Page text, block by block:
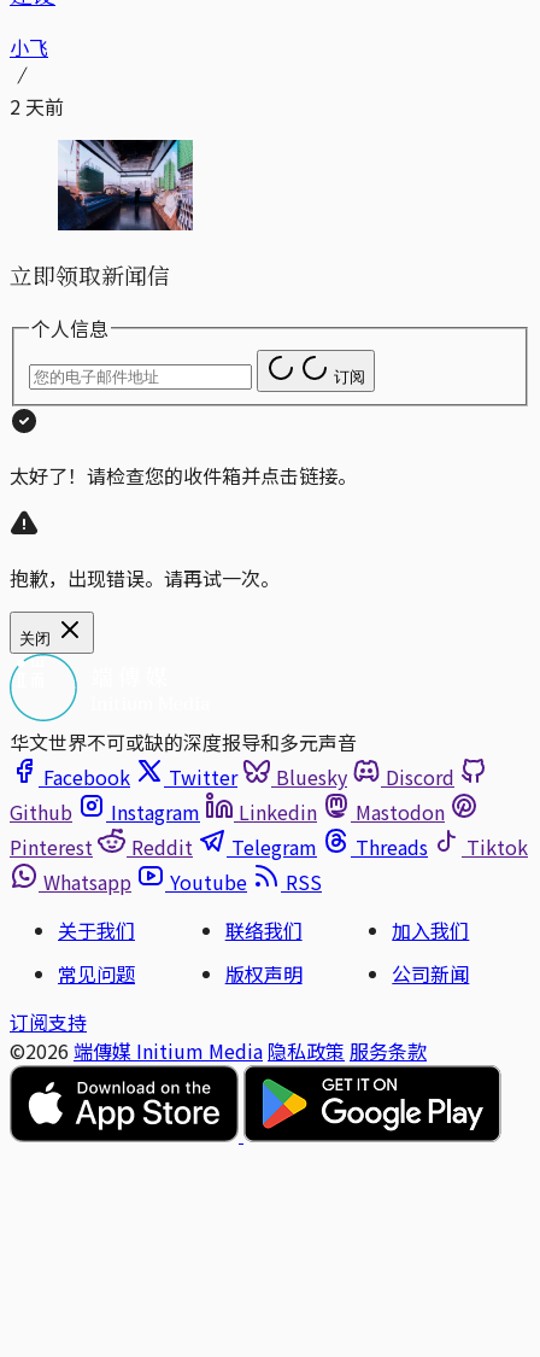
小飞
2 天前
立即领取新闻信
个人信息
订阅
太好了！请检查您的收件箱并点击链接。
抱歉，出现错误。请再试一次。
关闭
华文世界不可或缺的深度报导和多元声音
Facebook
Twitter Bluesky
Discord
Github
Instagram Linkedin
Mastodon
Pinterest
Reddit Telegram Threads
Tiktok
Whatsapp
Youtube
RSS
关于我们
联络我们
加入我们
常见问题
版权声明
公司新闻
订阅支持
©2026 端傳媒 Initium Media 隐私政策 服务条款